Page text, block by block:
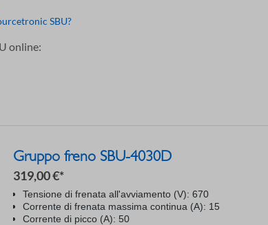
SBU?
online:
Gruppo freno SBU-4030D
319,00 €*
Tensione di frenata all'avviamento (V): 670
Corrente di frenata massima continua (A): 15
Corrente di picco (A): 50